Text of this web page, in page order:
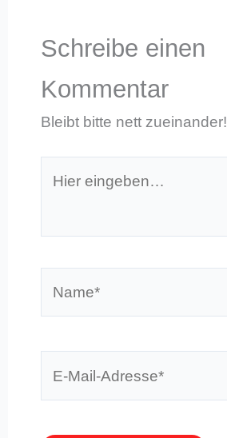
Schreibe einen
Kommentar
Bleibt bitte nett zueinander!
eingeben…